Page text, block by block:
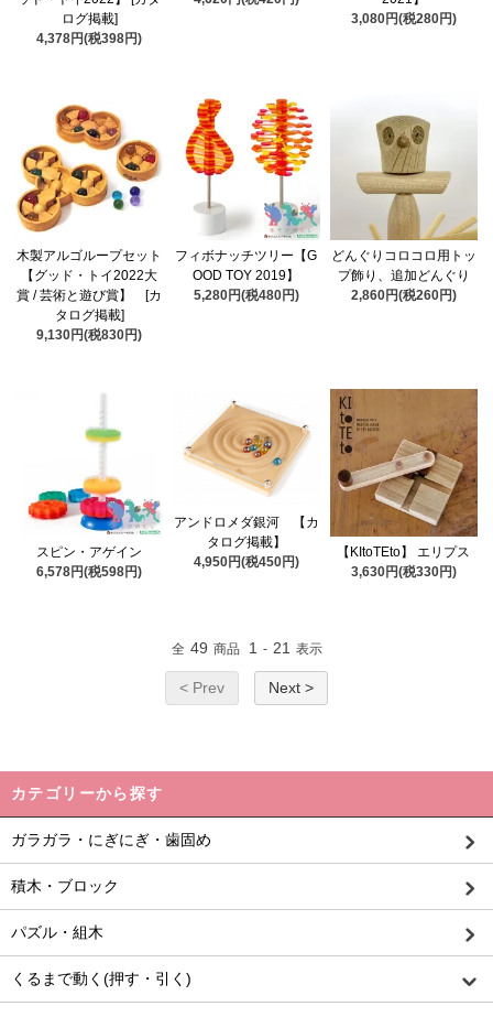
ログ掲載]
4,378円(税398円)
3,080円(税280円)
木製アルゴループセット
【グッド・トイ2022大
賞 / 芸術と遊び賞】 [カ
タログ掲載]
9,130円(税830円)
フィボナッチツリー【G
OOD TOY 2019】
5,280円(税480円)
どんぐりコロコロ用トッ
プ飾り、追加どんぐり
2,860円(税260円)
スピン・アゲイン
6,578円(税598円)
アンドロメダ銀河 【カ
タログ掲載】
4,950円(税450円)
【KItoTEto】 エリプス
3,630円(税330円)
全 49 商品 1 - 21 表示
< Prev Next >
カテゴリーから探す
ガラガラ・にぎにぎ・歯固め
積木・ブロック
パズル・組木
くるまで動く(押す・引く)